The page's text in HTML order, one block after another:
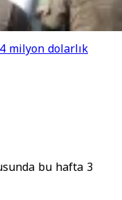
milyon dolarlık
bu hafta 3